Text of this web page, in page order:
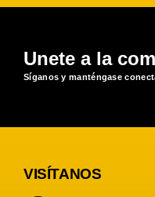
Unete a la
Síganos y manténgase
VISÍTANOS